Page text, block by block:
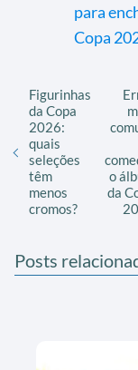
para
Copa
Figurinhas
da Copa
2026:
quais
seleções
têm
menos
cromos?
o
da
Posts